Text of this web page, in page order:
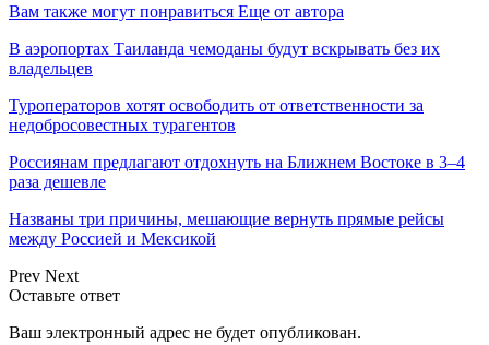
Вам также могут понравиться Еще от автора
В аэропортах Таиланда чемоданы будут вскрывать без их
владельцев
Туроператоров хотят освободить от ответственности за
недобросовестных турагентов
Россиянам предлагают отдохнуть на Ближнем Востоке в 3–4
раза дешевле
Названы три причины, мешающие вернуть прямые рейсы
между Россией и Мексикой
Prev Next
Оставьте ответ
Ваш электронный адрес не будет опубликован.